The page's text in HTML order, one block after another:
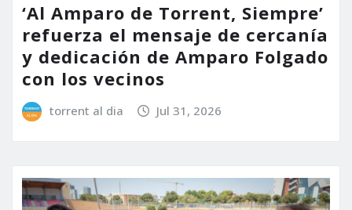
‘Al Amparo de Torrent, Siempre’
refuerza el mensaje de cercanía
y dedicación de Amparo Folgado
con los vecinos
torrent al dia Jul 31, 2026